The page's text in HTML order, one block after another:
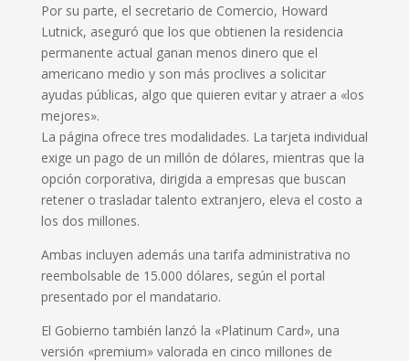
Por su parte, el secretario de Comercio, Howard
Lutnick, aseguró que los que obtienen la residencia
permanente actual ganan menos dinero que el
americano medio y son más proclives a solicitar
ayudas públicas, algo que quieren evitar y atraer a «los
mejores».
La página ofrece tres modalidades. La tarjeta individual
exige un pago de un millón de dólares, mientras que la
opción corporativa, dirigida a empresas que buscan
retener o trasladar talento extranjero, eleva el costo a
los dos millones.
Ambas incluyen además una tarifa administrativa no
reembolsable de 15.000 dólares, según el portal
presentado por el mandatario.
El Gobierno también lanzó la «Platinum Card», una
versión «premium» valorada en cinco millones de